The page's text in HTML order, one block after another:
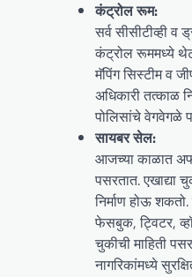
कंट्रोल रूम:
सर्व सीसीटीव्ही
कंट्रोल रूममध्ये
मॅपिंग सिस्टीम व
अधिकारी तत्काळ
पोलिसांचे वेगवेगळे
सायबर सेल:
आजच्या काळात
पसरतात. एखाद्या
निर्माण होऊ
फेसबुक, ट्विटर,
चुकीची माहिती
नागरिकांमध्ये